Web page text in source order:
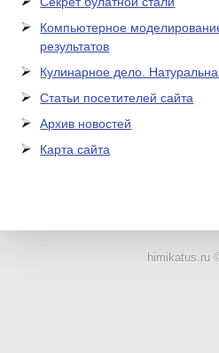
Компьютерное
результатов
Кулинарное дело.
Статьи посетителей сайта
Архив новостей
Карта сайта
himikatus.ru